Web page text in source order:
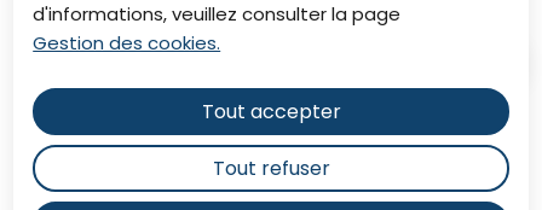
d'informations, veuillez consulter la page
Gestion des cookies.
Tout accepter
Tout refuser
Retrouvez les comptes-rendus
des conseils municipaux.